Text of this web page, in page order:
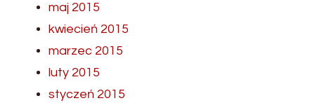
maj 2015
kwiecień 2015
marzec 2015
luty 2015
styczeń 2015